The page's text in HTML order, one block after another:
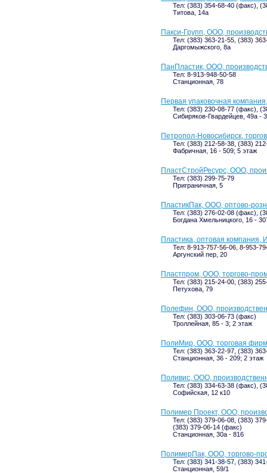
Тел: (383) 354-68-40 (факс),
Титова, 14а
Пакси-Групп, ООО,
Тел: (383) 363-21-55, (383)
Даргомыжского, 8а
ПанПластик, ООО,
Тел: 8-913-948-50-58
Станционная, 78
Первая упаковочная
Тел: (383) 230-08-77 (факс),
Сибиряков-Гвардейцев, 49а -
Петропол-Новосибирск,
Тел: (383) 212-58-38, (383)
Фабричная, 16 - 509; 5 этаж
ПластСтройРесурс, ООО,
Тел: (383) 299-75-79
Приграничная, 5
ПластикПак, ООО, оптово-
Тел: (383) 276-02-08 (факс),
Богдана Хмельницкого, 16 -
Пластика, оптовая
Тел: 8-913-757-56-06, 8-953-
Аргунский пер, 20
Пластпром, ООО, торгово-
Тел: (383) 215-24-00, (383)
Петухова, 79
Полефин, ООО,
Тел: (383) 303-06-73 (факс)
Троллейная, 85 - 3; 2 этаж
ПолиМир, ООО, торговая
Тел: (383) 363-22-97, (383)
Станционная, 36 - 209; 2 этаж
Поливис, ООО,
Тел: (383) 334-63-38 (факс),
Софийская, 12 к10
Полимер Проект, ООО,
Тел: (383) 379-06-08, (383)
(383) 379-06-14 (факс)
Станционная, 30а - 816
ПолимерПак, ООО, торгово-
Тел: (383) 341-38-57, (383)
Станционная, 59/1